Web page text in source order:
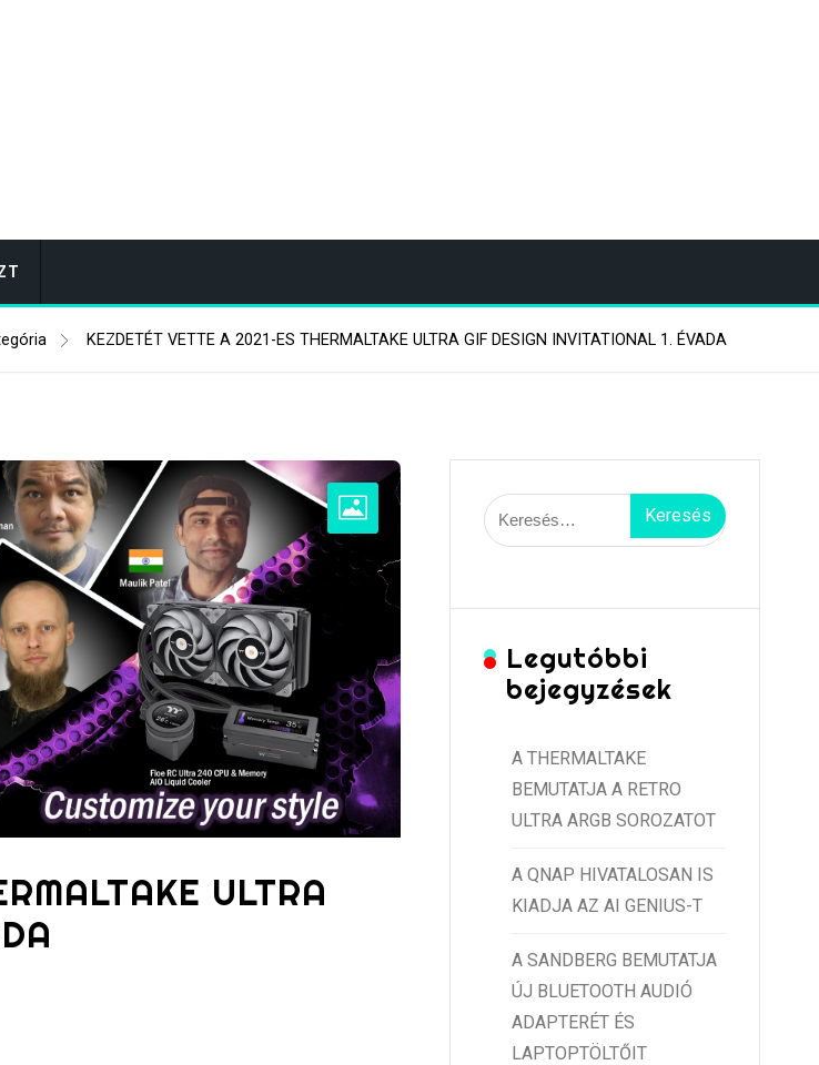
KEZDETÉT VETTE A 2021-ES THERMALTAKE ULTRA GIF DESIGN INVITATIONAL 1. ÉVADA
ULTRA
Keresés:
Legutóbbi
bejegyzések
A THERMALTAKE
BEMUTATJA A RETRO
ULTRA ARGB SOROZATOT
A QNAP HIVATALOSAN IS
KIADJA AZ AI GENIUS-T
A SANDBERG BEMUTATJA
ÚJ BLUETOOTH AUDIÓ
ADAPTERÉT ÉS
LAPTOPTÖLTŐIT